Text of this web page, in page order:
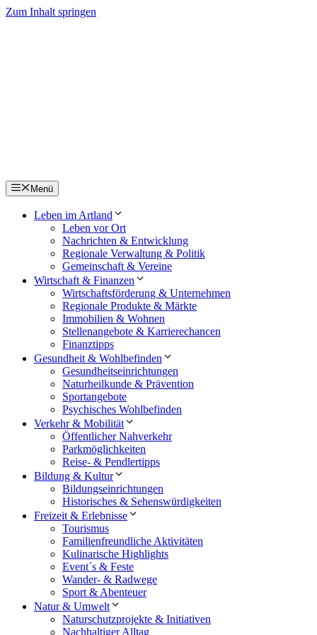
Zum Inhalt springen
Menü
Leben im Artland
Leben vor Ort
Nachrichten & Entwicklung
Regionale Verwaltung & Politik
Gemeinschaft & Vereine
Wirtschaft & Finanzen
Wirtschaftsförderung & Unternehmen
Regionale Produkte & Märkte
Immobilien & Wohnen
Stellenangebote & Karrierechancen
Finanztipps
Gesundheit & Wohlbefinden
Gesundheitseinrichtungen
Naturheilkunde & Prävention
Sportangebote
Psychisches Wohlbefinden
Verkehr & Mobilität
Öffentlicher Nahverkehr
Parkmöglichkeiten
Reise- & Pendlertipps
Bildung & Kultur
Bildungseinrichtungen
Historisches & Sehenswürdigkeiten
Freizeit & Erlebnisse
Tourismus
Familienfreundliche Aktivitäten
Kulinarische Highlights
Event´s & Feste
Wander- & Radwege
Sport & Abenteuer
Natur & Umwelt
Naturschutzprojekte & Initiativen
Nachhaltiger Alltag